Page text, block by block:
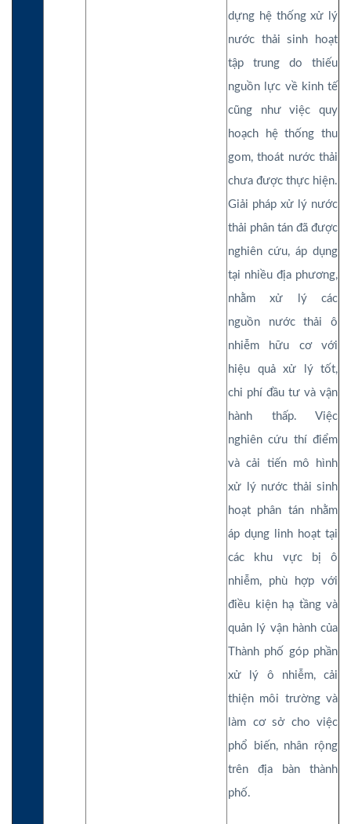
dựng hệ thống xử lý
nước thải sinh hoạt
tập trung do thiếu
nguồn lực về kinh tế
cũng như việc quy
hoạch hệ thống thu
gom, thoát nước thải
chưa được thực hiện.
Giải pháp xử lý nước
thải phân tán đã được
nghiên cứu, áp dụng
tại nhiều địa phương,
nhằm xử lý các
nguồn nước thải ô
nhiễm hữu cơ với
hiệu quả xử lý tốt,
chi phí đầu tư và vận
hành thấp. Việc
nghiên cứu thí điểm
và cải tiến mô hình
xử lý nước thải sinh
hoạt phân tán nhằm
áp dụng linh hoạt tại
các khu vực bị ô
nhiễm, phù hợp với
điều kiện hạ tầng và
quản lý vận hành của
Thành phố góp phần
xử lý ô nhiễm, cải
thiện môi trường và
làm cơ sở cho việc
phổ biến, nhân rộng
trên địa bàn thành
phố.